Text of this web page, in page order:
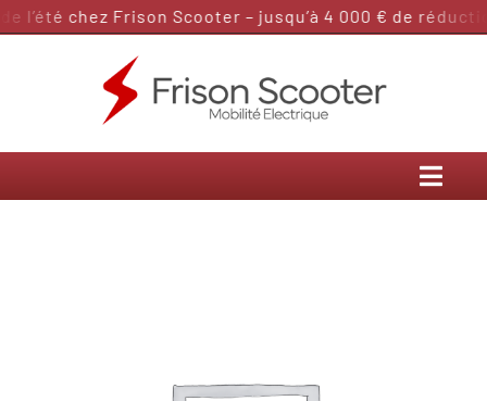
Passer
l’été chez Frison Scooter – jusqu’à 4 000 € de